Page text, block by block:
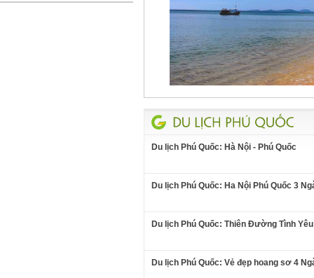
Du lịch Phú Quốc: Hà Nội - Phú Quốc
Du lịch Phú Quốc: Ha Nội Phú Quốc 3
Du lịch Phú Quốc: Thiên Đường Tình
Du lịch Phú Quốc: Vẻ đẹp hoang sơ 4